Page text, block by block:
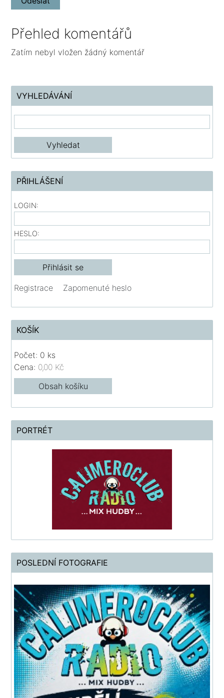
Přehled komentářů
Zatím nebyl vložen žádný komentář
VYHLEDÁVÁNÍ
PŘIHLÁŠENÍ
LOGIN:
HESLO:
Registrace Zapomenuté heslo
KOŠÍK
Počet: 0 ks
Cena: 0,00 Kč
Obsah košíku
PORTRÉT
POSLEDNÍ FOTOGRAFIE